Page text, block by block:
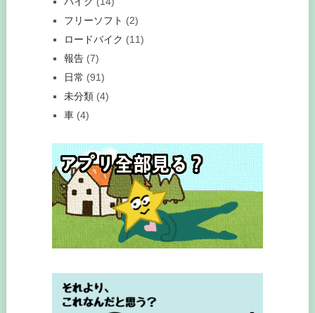
フリーソフト (2)
ロードバイク (11)
報告(7)
日常 (91)
未分類(4)
車(4)